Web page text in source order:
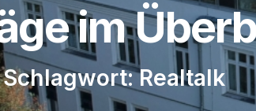
im
Schlagwort: Realtalk